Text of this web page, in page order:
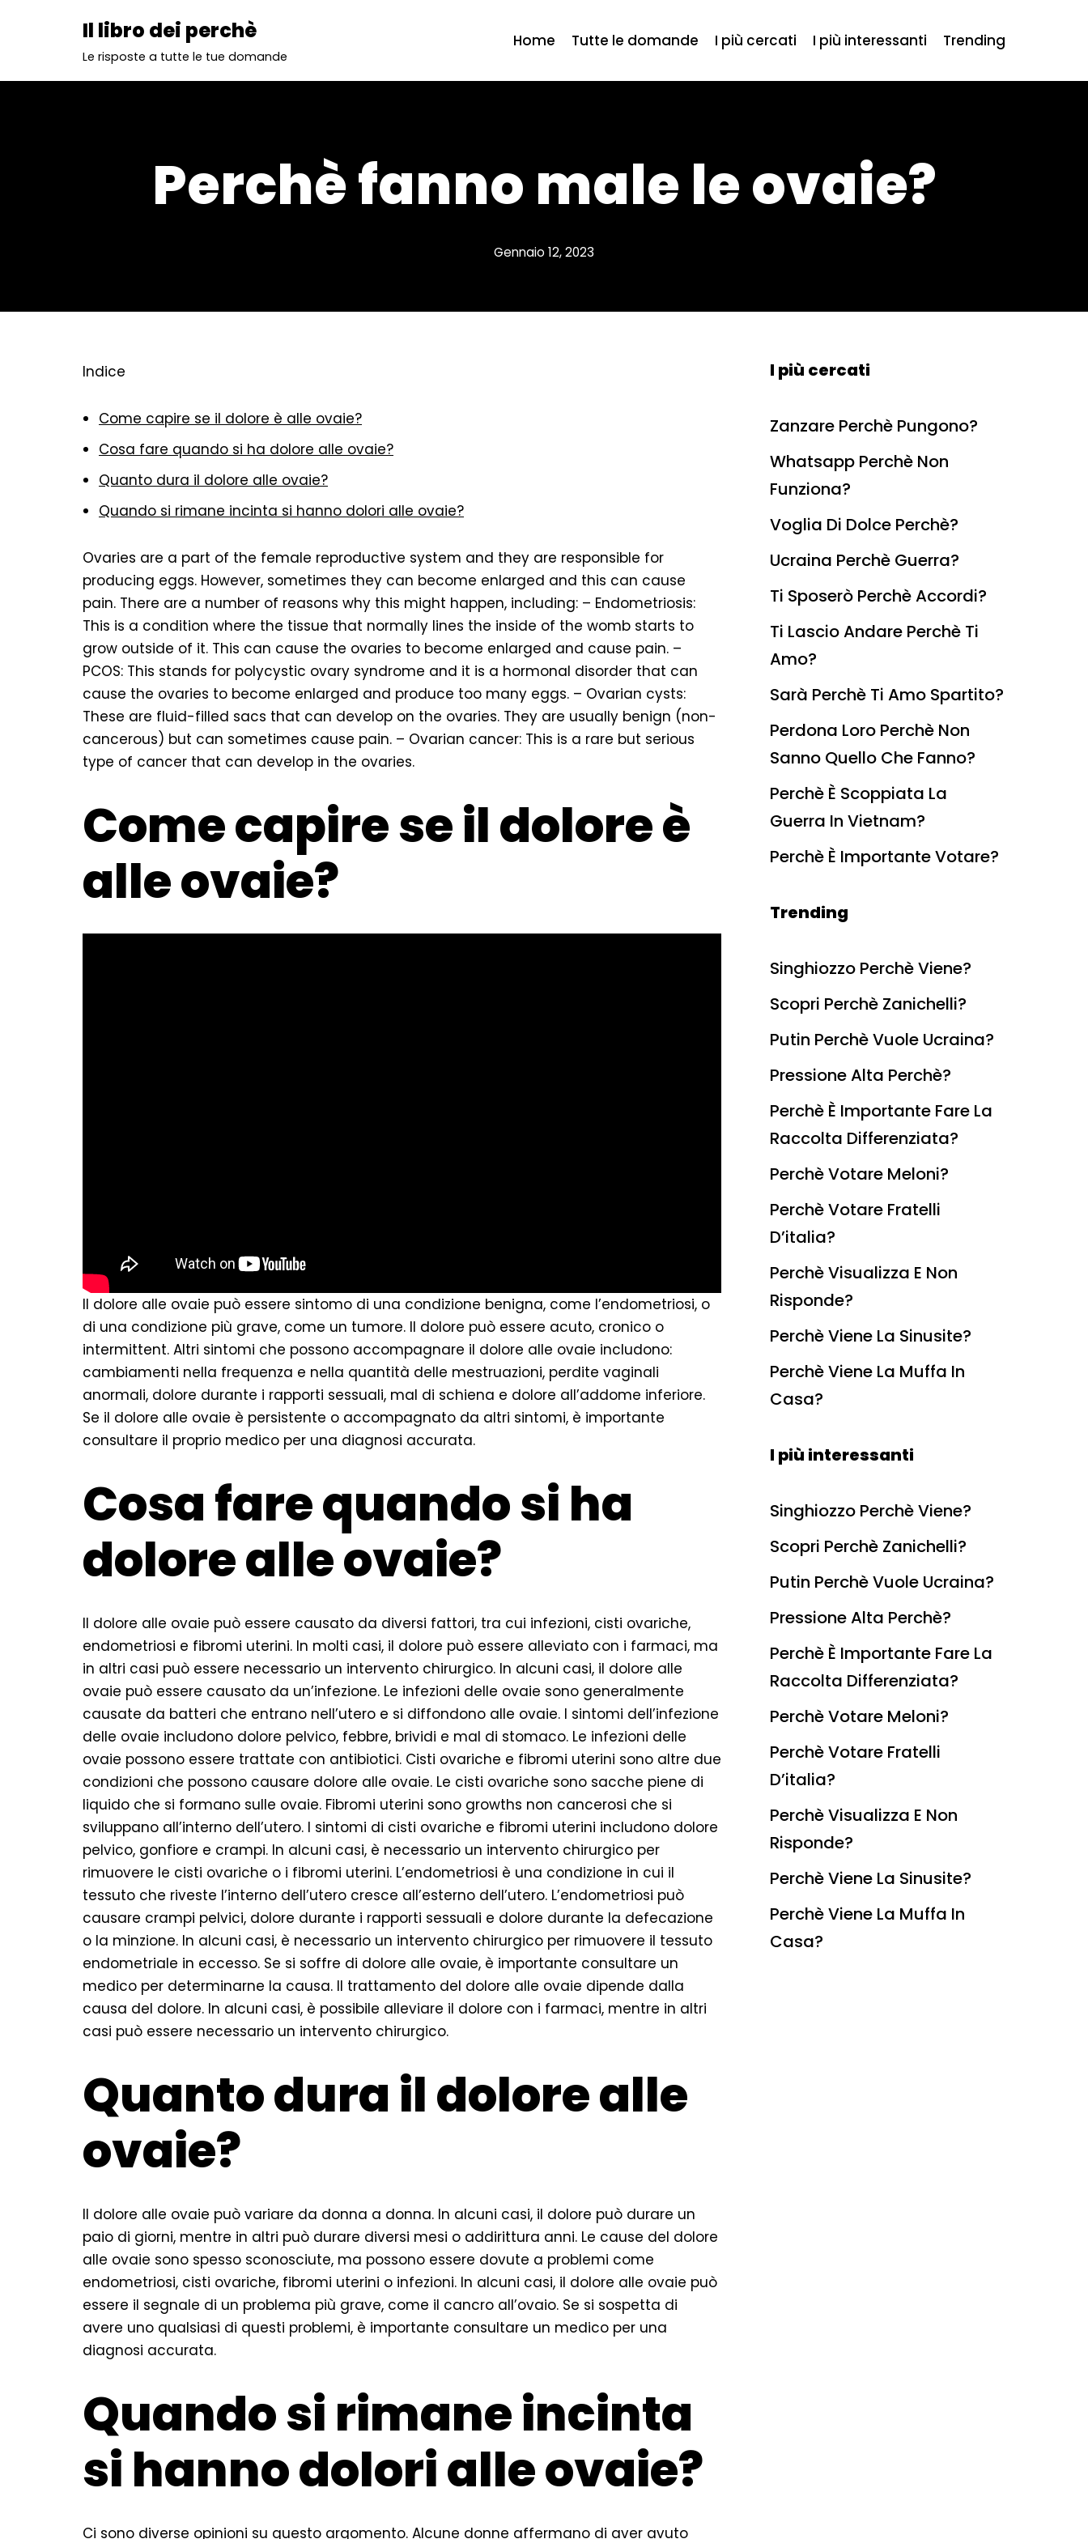
Il libro dei perchè
Le risposte a tutte le tue domande
Home Tutte le domande I più cercati I più interessanti Trending
Perchè fanno male le ovaie?
Gennaio 12, 2023
Indice
Come capire se il dolore è alle ovaie?
Cosa fare quando si ha dolore alle ovaie?
Quanto dura il dolore alle ovaie?
Quando si rimane incinta si hanno dolori alle ovaie?
Ovaries are a part of the female reproductive system and they are responsible for
producing eggs. However, sometimes they can become enlarged and this can cause
pain. There are a number of reasons why this might happen, including: – Endometriosis:
This is a condition where the tissue that normally lines the inside of the womb starts to
grow outside of it. This can cause the ovaries to become enlarged and cause pain. –
PCOS: This stands for polycystic ovary syndrome and it is a hormonal disorder that can
cause the ovaries to become enlarged and produce too many eggs. – Ovarian cysts:
These are fluid-filled sacs that can develop on the ovaries. They are usually benign (non-
cancerous) but can sometimes cause pain. – Ovarian cancer: This is a rare but serious
type of cancer that can develop in the ovaries.
Come capire se il dolore è
alle ovaie?
Il dolore alle ovaie può essere sintomo di una condizione benigna, come l’endometriosi, o
di una condizione più grave, come un tumore. Il dolore può essere acuto, cronico o
intermittent. Altri sintomi che possono accompagnare il dolore alle ovaie includono:
cambiamenti nella frequenza e nella quantità delle mestruazioni, perdite vaginali
anormali, dolore durante i rapporti sessuali, mal di schiena e dolore all’addome inferiore.
Se il dolore alle ovaie è persistente o accompagnato da altri sintomi, è importante
consultare il proprio medico per una diagnosi accurata.
Cosa fare quando si ha
dolore alle ovaie?
Il dolore alle ovaie può essere causato da diversi fattori, tra cui infezioni, cisti ovariche,
endometriosi e fibromi uterini. In molti casi, il dolore può essere alleviato con i farmaci, ma
in altri casi può essere necessario un intervento chirurgico. In alcuni casi, il dolore alle
ovaie può essere causato da un’infezione. Le infezioni delle ovaie sono generalmente
causate da batteri che entrano nell’utero e si diffondono alle ovaie. I sintomi dell’infezione
delle ovaie includono dolore pelvico, febbre, brividi e mal di stomaco. Le infezioni delle
ovaie possono essere trattate con antibiotici. Cisti ovariche e fibromi uterini sono altre due
condizioni che possono causare dolore alle ovaie. Le cisti ovariche sono sacche piene di
liquido che si formano sulle ovaie. Fibromi uterini sono growths non cancerosi che si
sviluppano all’interno dell’utero. I sintomi di cisti ovariche e fibromi uterini includono dolore
pelvico, gonfiore e crampi. In alcuni casi, è necessario un intervento chirurgico per
rimuovere le cisti ovariche o i fibromi uterini. L’endometriosi è una condizione in cui il
tessuto che riveste l’interno dell’utero cresce all’esterno dell’utero. L’endometriosi può
causare crampi pelvici, dolore durante i rapporti sessuali e dolore durante la defecazione
o la minzione. In alcuni casi, è necessario un intervento chirurgico per rimuovere il tessuto
endometriale in eccesso. Se si soffre di dolore alle ovaie, è importante consultare un
medico per determinarne la causa. Il trattamento del dolore alle ovaie dipende dalla
causa del dolore. In alcuni casi, è possibile alleviare il dolore con i farmaci, mentre in altri
casi può essere necessario un intervento chirurgico.
Quanto dura il dolore alle
ovaie?
Il dolore alle ovaie può variare da donna a donna. In alcuni casi, il dolore può durare un
paio di giorni, mentre in altri può durare diversi mesi o addirittura anni. Le cause del dolore
alle ovaie sono spesso sconosciute, ma possono essere dovute a problemi come
endometriosi, cisti ovariche, fibromi uterini o infezioni. In alcuni casi, il dolore alle ovaie può
essere il segnale di un problema più grave, come il cancro all’ovaio. Se si sospetta di
avere uno qualsiasi di questi problemi, è importante consultare un medico per una
diagnosi accurata.
Quando si rimane incinta
si hanno dolori alle ovaie?
Ci sono diverse opinioni su questo argomento. Alcune donne affermano di aver avuto
I più cercati
Zanzare Perchè Pungono?
Whatsapp Perchè Non
Funziona?
Voglia Di Dolce Perchè?
Ucraina Perchè Guerra?
Ti Sposerò Perchè Accordi?
Ti Lascio Andare Perchè Ti
Amo?
Sarà Perchè Ti Amo Spartito?
Perdona Loro Perchè Non
Sanno Quello Che Fanno?
Perchè È Scoppiata La
Guerra In Vietnam?
Perchè È Importante Votare?
Trending
Singhiozzo Perchè Viene?
Scopri Perchè Zanichelli?
Putin Perchè Vuole Ucraina?
Pressione Alta Perchè?
Perchè È Importante Fare La
Raccolta Differenziata?
Perchè Votare Meloni?
Perchè Votare Fratelli
D’italia?
Perchè Visualizza E Non
Risponde?
Perchè Viene La Sinusite?
Perchè Viene La Muffa In
Casa?
I più interessanti
Singhiozzo Perchè Viene?
Scopri Perchè Zanichelli?
Putin Perchè Vuole Ucraina?
Pressione Alta Perchè?
Perchè È Importante Fare La
Raccolta Differenziata?
Perchè Votare Meloni?
Perchè Votare Fratelli
D’italia?
Perchè Visualizza E Non
Risponde?
Perchè Viene La Sinusite?
Perchè Viene La Muffa In
Casa?